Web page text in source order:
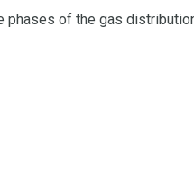
of the gas